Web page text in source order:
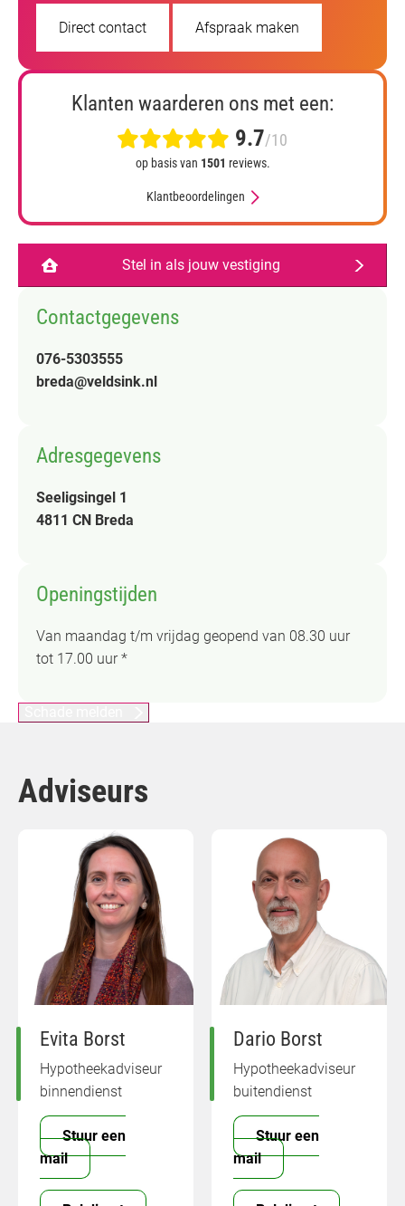
Direct contact Afspraak maken
Klanten waarderen ons met een:
9.7/10
op basis van 1501 reviews.
Klantbeoordelingen
Stel in als jouw vestiging
Contactgegevens
076-5303555
breda@veldsink.nl
Adresgegevens
Seeligsingel 1
4811 CN Breda
Openingstijden
Van maandag t/m vrijdag geopend van 08.30 uur
tot 17.00 uur *
Adviseurs
Evita Borst
Hypotheekadviseur
binnendienst
Stuur een
mail
Dario Borst
Hypotheekadviseur
buitendienst
Stuur een
mail